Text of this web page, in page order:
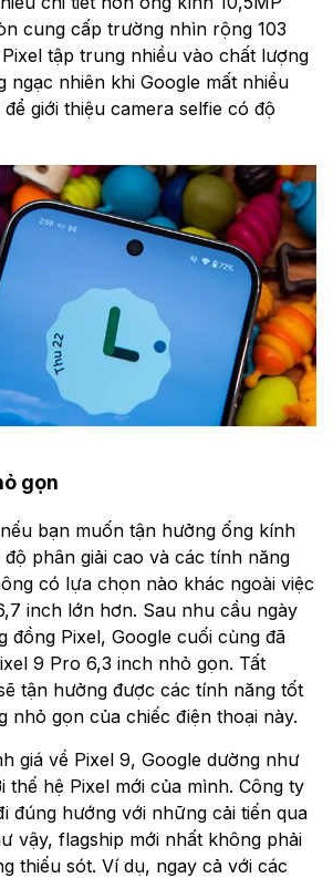
cung cấp trường nhìn rộng 103
tập trung nhiều vào chất lượng
ngạc nhiên khi Google mất nhiều
giới thiệu camera selfie có độ
gọn
bạn muốn tận hưởng ống kính
phân giải cao và các tính năng
có lựa chọn nào khác ngoài việc
inch lớn hơn. Sau nhu cầu ngày
đồng Pixel, Google cuối cùng đã
9 Pro 6,3 inch nhỏ gọn. Tất
tận hưởng được các tính năng tốt
nhỏ gọn của chiếc điện thoại này.
giá về Pixel 9, Google dường như
thế hệ Pixel mới của mình. Công ty
đúng hướng với những cải tiến qua
vậy, flagship mới nhất không phải
thiếu sót. Ví dụ, ngay cả với các